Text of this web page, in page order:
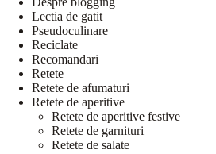
Lectia de gatit
Pseudoculinare
Reciclate
Recomandari
Retete
Retete de afumaturi
Retete de aperitive
Retete de aperitive festive
Retete de garnituri
Retete de salate